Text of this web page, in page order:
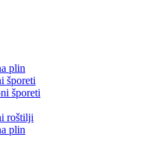
plin
šporeti
šporeti
roštilji
plin